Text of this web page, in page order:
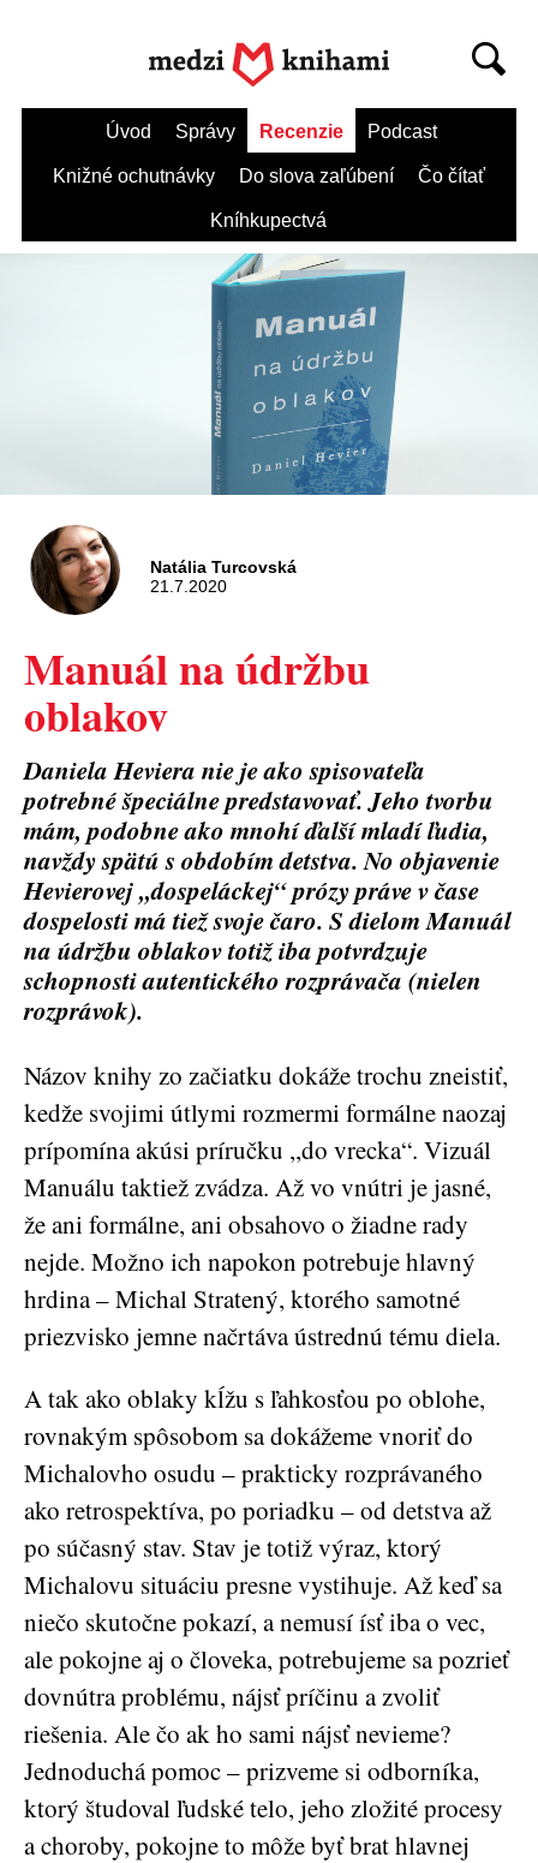
Úvod Správy Recenzie Podcast
Knižné ochutnávky Do slova zaľúbení Čo čítať
Kníhkupectvá
Natália Turcovská
21.7.2020
​Manuál na údržbu
oblakov
Daniela Heviera nie je ako spisovateľa
potrebné špeciálne predstavovať. Jeho tvorbu
mám, podobne ako mnohí ďalší mladí ľudia,
navždy spätú s obdobím detstva. No objavenie
Hevierovej ,,dospeláckej“ prózy práve v čase
dospelosti má tiež svoje čaro. S dielom Manuál
na údržbu oblakov totiž iba potvrdzuje
schopnosti autentického rozprávača (nielen
rozprávok).
Názov knihy zo začiatku dokáže trochu zneistiť,
kedže svojimi útlymi rozmermi formálne naozaj
prípomína akúsi príručku ,,do vrecka“. Vizuál
Manuálu taktiež zvádza. Až vo vnútri je jasné,
že ani formálne, ani obsahovo o žiadne rady
nejde. Možno ich napokon potrebuje hlavný
hrdina – Michal Stratený, ktorého samotné
priezvisko jemne načrtáva ústrednú tému diela.
A tak ako oblaky kĺžu s ľahkosťou po oblohe,
rovnakým spôsobom sa dokážeme vnoriť do
Michalovho osudu – prakticky rozprávaného
ako retrospektíva, po poriadku – od detstva až
po súčasný stav. Stav je totiž výraz, ktorý
Michalovu situáciu presne vystihuje. Až keď sa
niečo skutočne pokazí, a nemusí ísť iba o vec,
ale pokojne aj o človeka, potrebujeme sa pozrieť
dovnútra problému, nájsť príčinu a zvoliť
riešenia. Ale čo ak ho sami nájsť nevieme?
Jednoduchá pomoc – prizveme si odborníka,
ktorý študoval ľudské telo, jeho zložité procesy
a choroby, pokojne to môže byť brat hlavnej